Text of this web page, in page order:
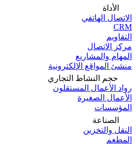
الأداة
الاتصال الهاتفي
CRM
التقاويم
مركز الاتصال
المهام والمشاريع
منشئ المواقع الإلكترونية
حجم النشاط التجاري
رواد الأعمال المستقلون
الأعمال الصغيرة
المؤسسات
الصناعة
النقل والتخزين
المطعم